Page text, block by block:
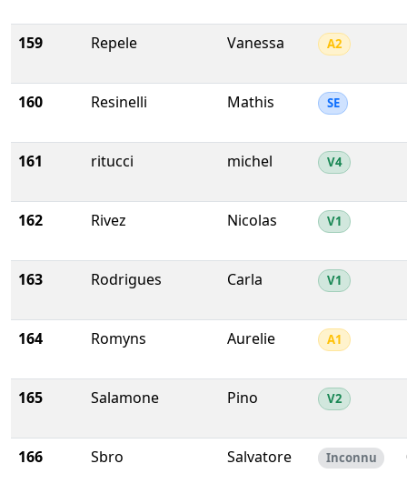
159 Repele Vanessa A2
160 Resinelli Mathis SE
161 ritucci michel V4
162 Rivez Nicolas V1
163 Rodrigues Carla V1
164 Romyns Aurelie A1
165 Salamone Pino V2
166 Sbro Salvatore Inconnu